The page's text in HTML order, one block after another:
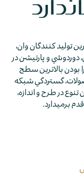
توليد كنندگان وان،
دوردوشي و پارتيشن در
بودن بالاترين سطح
گستردگي شبكه
در طرح و اندازه،
برمي­دارد.